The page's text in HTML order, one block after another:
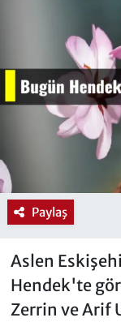
Paylaş
Aslen
Hendek'te
Zerrin ve Arif